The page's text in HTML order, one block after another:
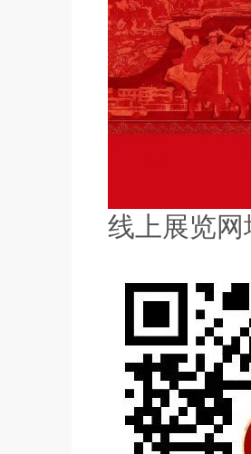
线上展览